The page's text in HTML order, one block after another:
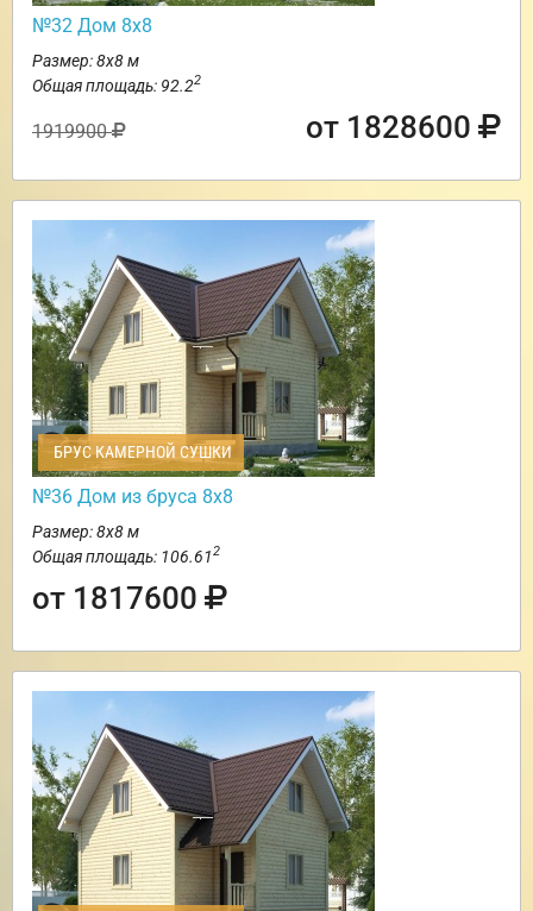
№32 Дом 8х8
Размер: 8х8 м
Общая площадь: 92.22
1919900 от 1828600
БРУС КАМЕРНОЙ СУШКИ
№36 Дом из бруса 8х8
Размер: 8х8 м
Общая площадь: 106.612
от 1817600